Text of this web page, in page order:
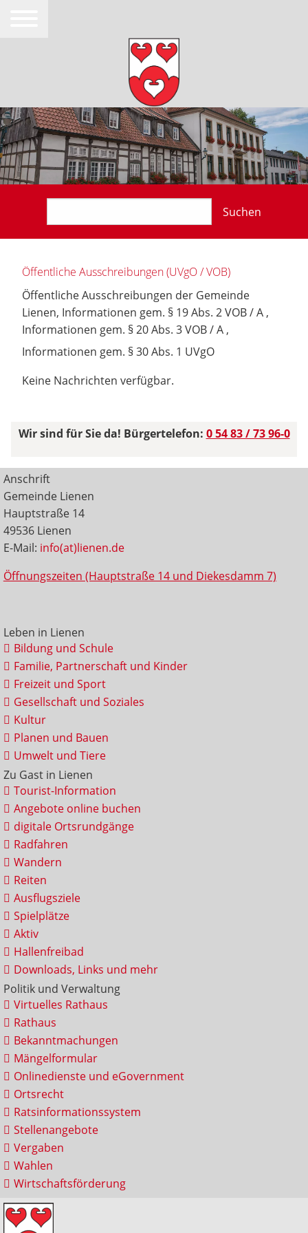
Suchen
Öffentliche Ausschreibungen (UVgO / VOB)
Öffentliche Ausschreibungen der Gemeinde
Lienen, Informationen gem. § 19 Abs. 2 VOB / A ,
Informationen gem. § 20 Abs. 3 VOB / A ,
Informationen gem. § 30 Abs. 1 UVgO
Keine Nachrichten verfügbar.
Wir sind für Sie da! Bürgertelefon: 0 54 83 / 73 96-0
Anschrift
Gemeinde Lienen
Hauptstraße 14
49536 Lienen
E-Mail: info(at)lienen.de
Öffnungszeiten (Hauptstraße 14 und Diekesdamm 7)
Leben in Lienen
Bildung und Schule
Familie, Partnerschaft und Kinder
Freizeit und Sport
Gesellschaft und Soziales
Kultur
Planen und Bauen
Umwelt und Tiere
Zu Gast in Lienen
Tourist-Information
Angebote online buchen
digitale Ortsrundgänge
Radfahren
Wandern
Reiten
Ausflugsziele
Spielplätze
Aktiv
Hallenfreibad
Downloads, Links und mehr
Politik und Verwaltung
Virtuelles Rathaus
Rathaus
Bekanntmachungen
Mängelformular
Onlinedienste und eGovernment
Ortsrecht
Ratsinformationssystem
Stellenangebote
Vergaben
Wahlen
Wirtschaftsförderung